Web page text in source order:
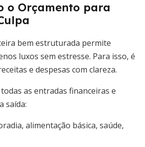
o Orçamento para
bem estruturada permite
luxos sem estresse. Para isso, é
e despesas com clareza.
as entradas financeiras e
saída:
alimentação básica, saúde,